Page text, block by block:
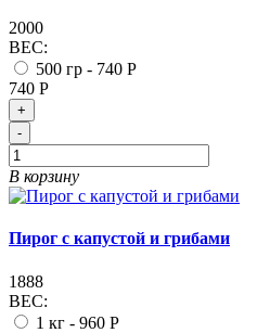
2000
ВЕС:
500 гр - 740 Р
740 Р
+
-
В корзину
Пирог с капустой и грибами
1888
ВЕС:
1 кг - 960 Р